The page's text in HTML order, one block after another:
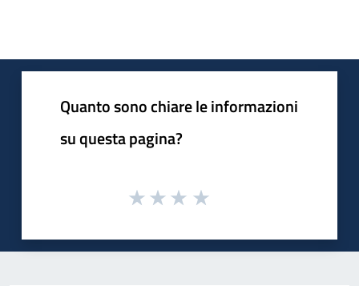
Quanto sono chiare le informazioni
su questa pagina?